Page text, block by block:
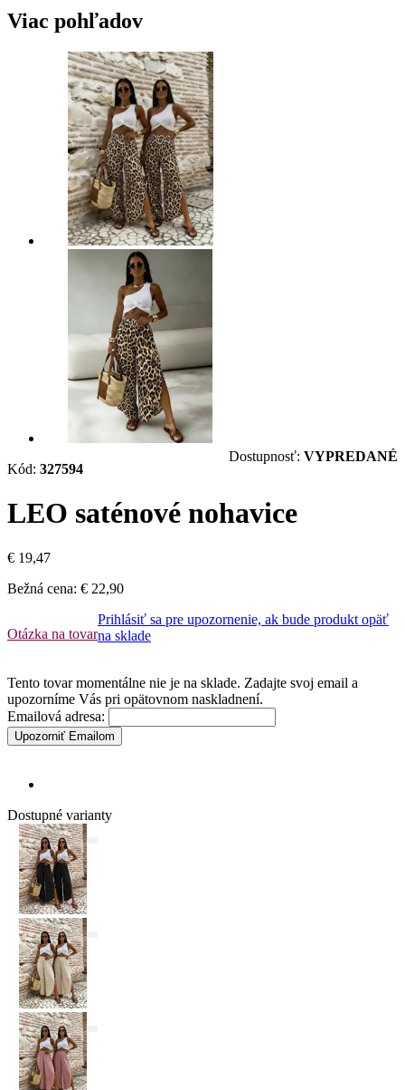
Viac pohľadov
Kód: 327594
Dostupnosť: VYPREDANÉ
LEO saténové nohavice
€ 19,47
Bežná cena: € 22,90
Otázka na tovar
Prihlásiť sa pre upozornenie, ak bude produkt opäť
na sklade
Tento tovar momentálne nie je na sklade. Zadajte svoj email a
upozorníme Vás pri opätovnom naskladnení.
Emailová adresa:
Upozorniť Emailom
Dostupné varianty